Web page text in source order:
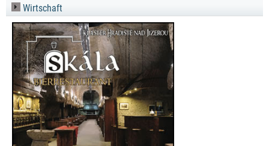
Wirtschaft